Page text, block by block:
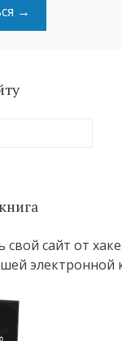
→
сайт от
электронной